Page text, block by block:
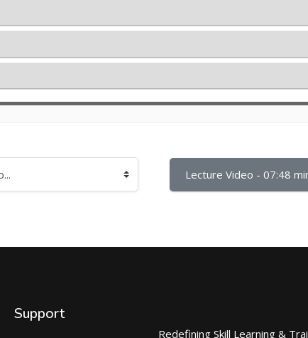
Lecture Video - 07:48
Support
Redefining Skill Learning &